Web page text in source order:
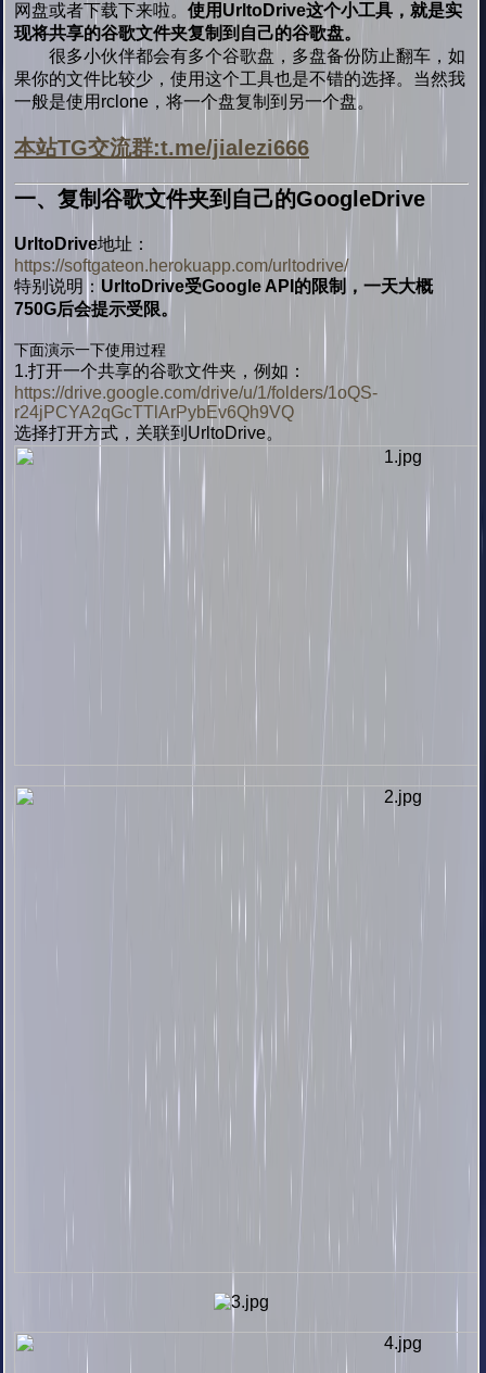
网盘或者下载下来啦。 使用UrltoDrive这个小工具，就是实
现将共享的谷歌文件夹复制到自己的谷歌盘。
很多小伙伴都会有多个谷歌盘，多盘备份防止翻车，如
果你的文件比较少，使用这个工具也是不错的选择。当然我
一般是使用rclone，将一个盘复制到另一个盘。
本站TG交流群:t.me/jialezi666
一、复制谷歌文件夹到自己的GoogleDrive
UrltoDrive地址：
https://softgateon.herokuapp.com/urltodrive/
特别说明： UrltoDrive受Google API的限制，一天大概
750G后会提示受限。
下面演示一下使用过程
1.打开一个共享的谷歌文件夹，例如：
https://drive.google.com/drive/u/1/folders/1oQS-
r24jPCYA2qGcTTlArPybEv6Qh9VQ
选择打开方式，关联到UrltoDrive。